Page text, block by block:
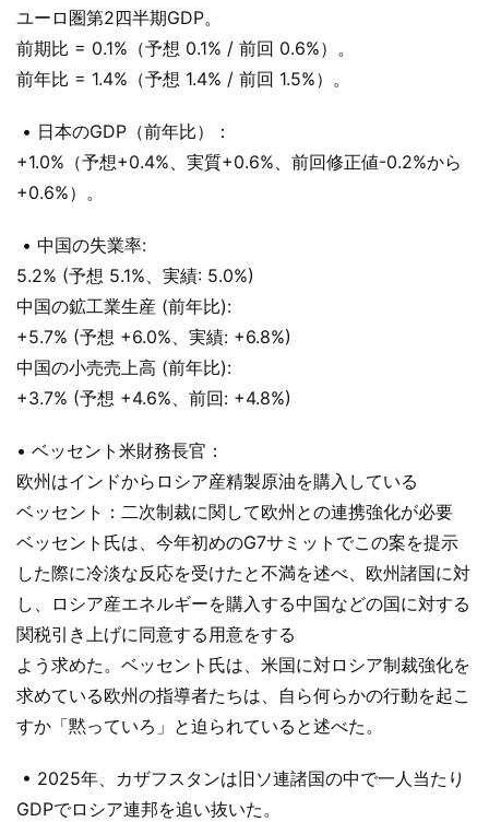
ユーロ圏第2四半期GDP。
前期比 = 0.1%（予想 0.1% / 前回 0.6%）。
前年比 = 1.4%（予想 1.4% / 前回 1.5%）。
• 日本のGDP（前年比）：
+1.0%（予想+0.4%、実質+0.6%、前回修正値-0.2%から
+0.6%）。
• 中国の失業率:
5.2% (予想 5.1%、実績: 5.0%)
中国の鉱工業生産 (前年比):
+5.7% (予想 +6.0%、実績: +6.8%)
中国の小売売上高 (前年比):
+3.7% (予想 +4.6%、前回: +4.8%)
• ベッセント米財務長官：
欧州はインドからロシア産精製原油を購入している
ベッセント：二次制裁に関して欧州との連携強化が必要
ベッセント氏は、今年初めのG7サミットでこの案を提示
した際に冷淡な反応を受けたと不満を述べ、欧州諸国に対
し、ロシア産エネルギーを購入する中国などの国に対する
関税引き上げに同意する用意をする
よう求めた。ベッセント氏は、米国に対ロシア制裁強化を
求めている欧州の指導者たちは、自ら何らかの行動を起こ
すか「黙っていろ」と迫られていると述べた。
• 2025年、カザフスタンは旧ソ連諸国の中で一人当たり
GDPでロシア連邦を追い抜いた。